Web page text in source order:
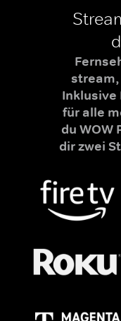
Inklusive
für alle
du WOW
dir zwei